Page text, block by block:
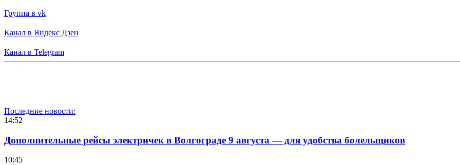
Группа в vk
Канал в Яндекс Дзен
Канал в Telegram
Последние новости:
14:52
Дополнительные рейсы электричек в Волгограде 9 августа — для удобства болельщиков
10:45